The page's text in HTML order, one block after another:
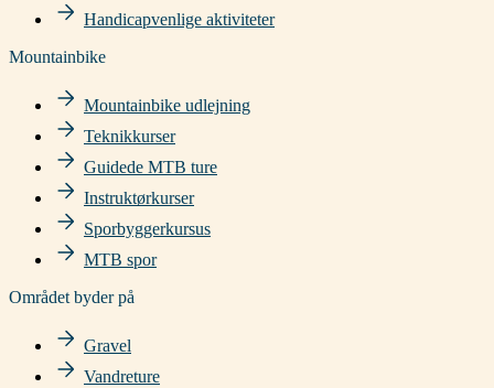
Handicapvenlige aktiviteter
Mountainbike
Mountainbike udlejning
Teknikkurser
Guidede MTB ture
Instruktørkurser
Sporbyggerkursus
MTB spor
Området byder på
Gravel
Vandreture